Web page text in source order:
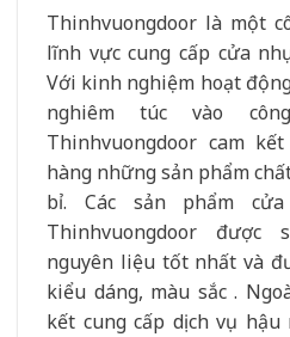
Thinhvuongdoor là một
lĩnh vực cung cấp cửa
Với kinh nghiệm hoạt
nghiêm túc vào
Thinhvuongdoor cam
hàng những sản phẩm
bỉ. Các sản phẩm
Thinhvuongdoor
nguyên liệu tốt nhất và
kiểu dáng, màu sắc .
kết cung cấp dịch vụ